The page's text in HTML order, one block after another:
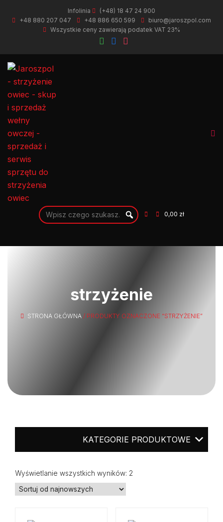
Infolinia
(+48) 18 47 24 900
+48 880 207 047
+48 886 650 599
biuro@jaroszpol.com
Wszystkie ceny zawierają podatek VAT 23%
0,00 zł
strzyżenie
STRONA GŁÓWNA/ PRODUKTY OZNACZONE “STRZYŻENIE”
KATEGORIE PRODUKTOWE
Wyświetlanie wszystkich wyników: 2